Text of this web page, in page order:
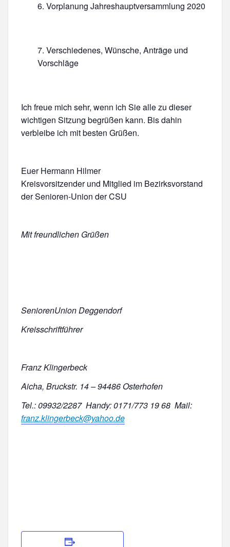
Vorplanung Jahreshauptversammlung 2020
Verschiedenes, Wünsche, Anträge und
Vorschläge
Ich freue mich sehr, wenn ich Sie alle zu dieser
wichtigen Sitzung begrüßen kann. Bis dahin
verbleibe ich mit besten Grüßen.
Euer Hermann Hilmer
Kreisvorsitzender und Mitglied im Bezirksvorstand
der Senioren-Union der CSU
Mit freundlichen Grüßen
SeniorenUnion Deggendorf
Kreisschriftführer
Franz Klingerbeck
Aicha, Bruckstr. 14 – 94486 Osterhofen
Tel.: 09932/2287 Handy: 0171/773 19 68 Mail:
franz.klingerbeck@yahoo.de